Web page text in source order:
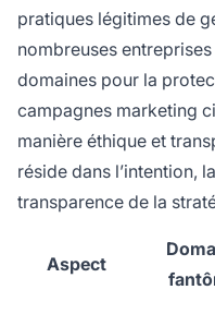
pratiques légitimes de
nombreuses
domaines pour la
campagnes marketing
manière éthique et
réside dans l’intention,
transparence de la
Aspect